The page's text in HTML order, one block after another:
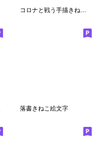
コロナと戦う手描きねこ３
落書きねこ絵文字